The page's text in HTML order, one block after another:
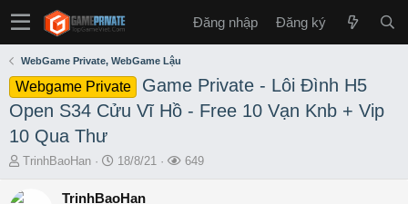
Đăng nhập Đăng ký
WebGame Private, WebGame Lậu
Webgame Private
Game Private - Lôi Đình H5
Open S34 Cửu Vĩ Hồ - Free 10 Vạn Knb + Vip
10 Qua Thư
T
r
TrinhBaoHan
S
a
18/8/21
L
649
TrinhBaoHan